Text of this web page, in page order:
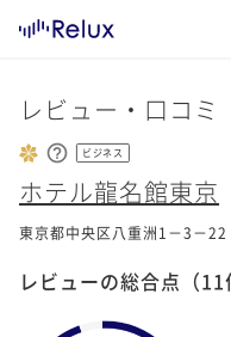
レビュー・口コミ
ビジネス
ホテル龍名館東京
東京都中央区八重洲1－3－22
レビューの総合点 （11